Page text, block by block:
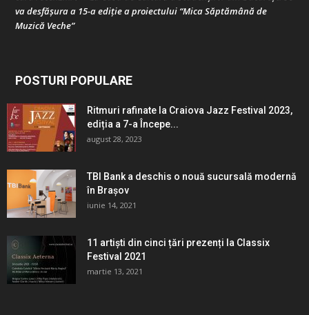
va desfășura a 15-a ediție a proiectului “Mica Săptămână de
Muzică Veche”
POSTURI POPULARE
Ritmuri rafinate la Craiova Jazz Festival 2023,
ediția a 7-a Începe...
august 28, 2023
TBI Bank a deschis o nouă sucursală modernă
în Brașov
iunie 14, 2021
11 artiști din cinci țări prezenți la Classix
Festival 2021
martie 13, 2021